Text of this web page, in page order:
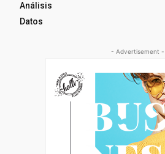
Análisis
Datos
- Advertisement -